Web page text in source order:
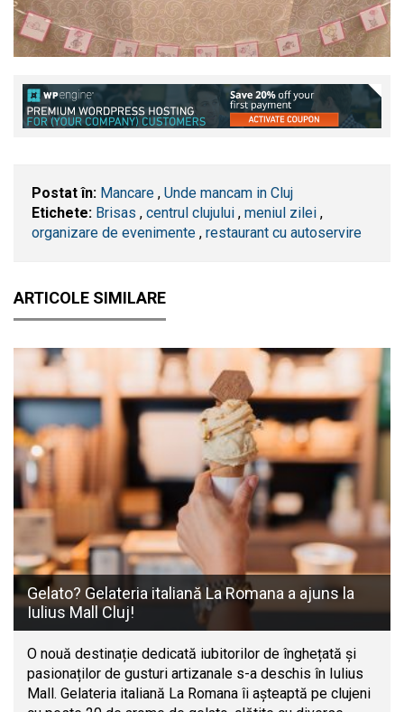
Postat în: Mancare , Unde mancam in Cluj
Etichete: Brisas , centrul clujului , meniul zilei ,
organizare de evenimente , restaurant cu autoservire
ARTICOLE SIMILARE
Gelato? Gelateria italiană La Romana a ajuns la
Iulius Mall Cluj!
O nouă destinație dedicată iubitorilor de înghețată și
pasionaților de gusturi artizanale s-a deschis în Iulius
Mall. Gelateria italiană La Romana îi așteaptă pe clujeni